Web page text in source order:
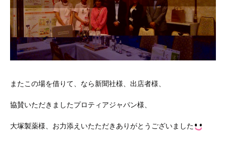
またこの場を借りて、なら新聞社様、出店者様、
協賛いただきましたプロティアジャパン様、
大塚製薬様、お力添えいたただきありがとうございました